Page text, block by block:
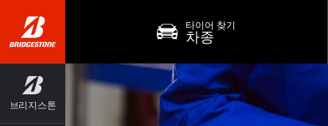
브리지스톤
타이어 찾기
차종